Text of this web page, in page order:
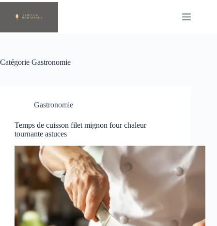
Passer
contenu
Catégorie Gastronomie
Gastronomie
Temps de cuisson filet mignon four chaleur
tournante astuces